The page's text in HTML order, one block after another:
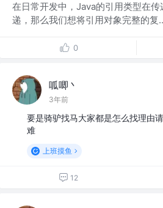
在日常开发中，Java的引用类型在
递，那么我们想将引用对象完整的复
0
呱唧丶
3年前
要是骑驴找马大家都是怎么找理由
难
上班摸鱼
12